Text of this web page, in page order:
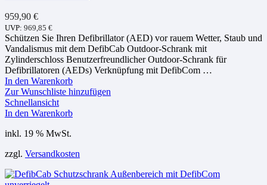
959,90 €
UVP: 969,85 €
Schützen Sie Ihren Defibrillator (AED) vor rauem Wetter, Staub und
Vandalismus mit dem DefibCab Outdoor-Schrank mit
Zylinderschloss Benutzerfreundlicher Outdoor-Schrank für
Defibrillatoren (AEDs) Verknüpfung mit DefibCom …
In den Warenkorb
Zur Wunschliste hinzufügen
Schnellansicht
In den Warenkorb
inkl. 19 % MwSt.
zzgl. Versandkosten